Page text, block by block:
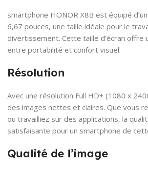
smartphone HONOR X8B est équipé
6,67 pouces, une taille idéale pour le
divertissement. Cette taille d’écran offre
entre portabilité et confort visuel.
Résolution
Avec une résolution Full HD+ (1080 x
des images nettes et claires. Que vous
ou travailliez sur des applications, la
satisfaisante pour un smartphone de
Qualité de l’image